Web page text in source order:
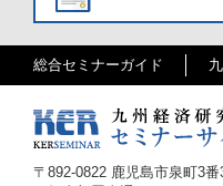
総合セミナーガイド
〒 892-0822 鹿児島市泉町3